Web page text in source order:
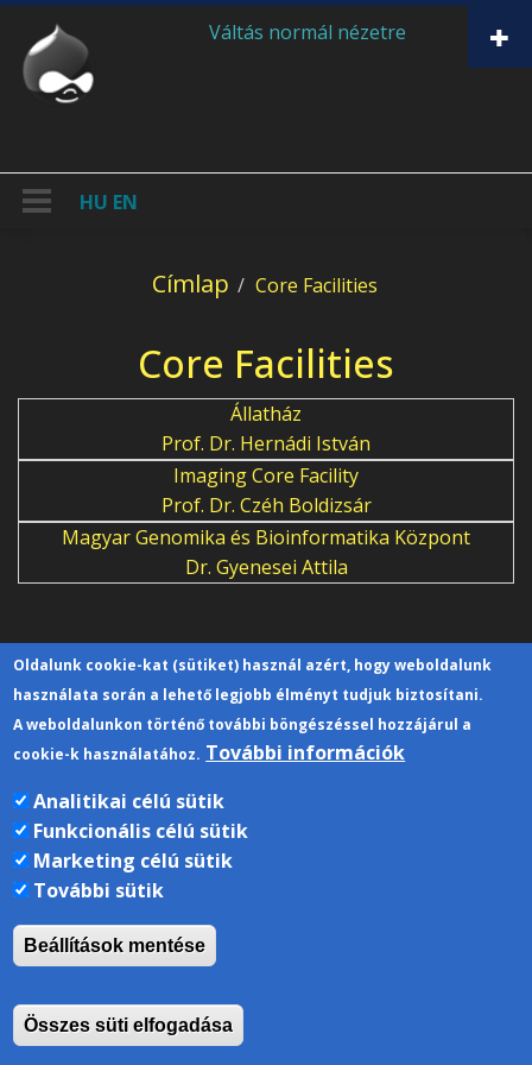
Ugrás a tartalomra
Váltás normál nézetre
HU EN
Címlap Core Facilities
Core Facilities
Állatház
Prof. Dr. Hernádi István
Imaging Core Facility
Prof. Dr. Czéh Boldizsár
Magyar Genomika és Bioinformatika Központ
Dr. Gyenesei Attila
Kapcsolat
Pécsi Tudományegyetem | Kancellária |
Informatikai Igazgatóság 2019.
Oldalunk cookie-kat (sütiket) használ azért, hogy weboldalunk
használata során a lehető legjobb élményt tudjuk biztosítani.
A weboldalunkon történő további böngészéssel hozzájárul a
cookie-k használatához. További információk
Analitikai célú sütik
Funkcionális célú sütik
Marketing célú sütik
További sütik
Beállítások mentése
Összes süti elfogadása